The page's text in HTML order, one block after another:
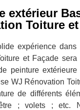
extérieur
Toiture
expérience
et Façade
peinture
WJ Rénovation
de différents
; volets ; etc.